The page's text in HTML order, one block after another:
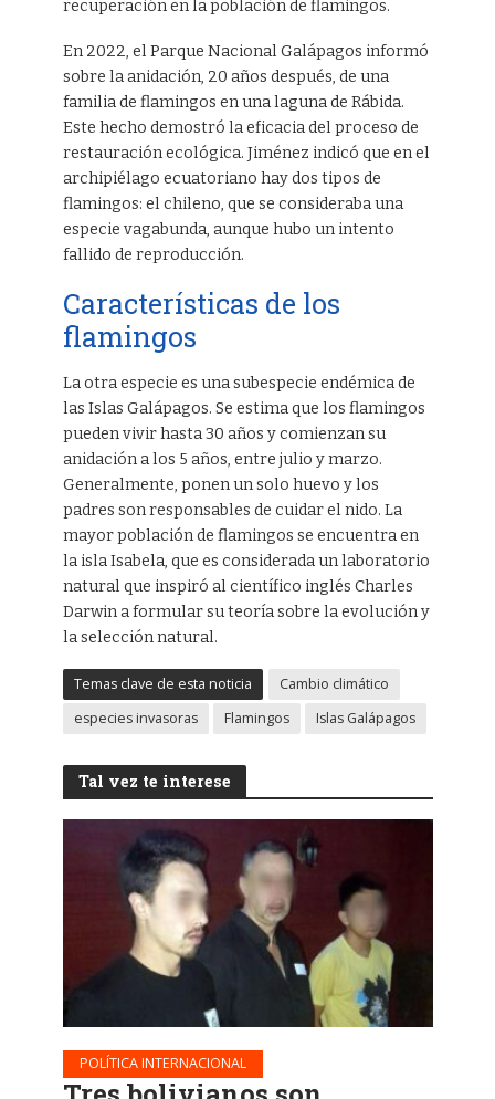
recuperación en la población de flamingos.
En 2022, el Parque Nacional Galápagos informó
sobre la anidación, 20 años después, de una
familia de flamingos en una laguna de Rábida.
Este hecho demostró la eficacia del proceso de
restauración ecológica. Jiménez indicó que en el
archipiélago ecuatoriano hay dos tipos de
flamingos: el chileno, que se consideraba una
especie vagabunda, aunque hubo un intento
fallido de reproducción.
Características de los
flamingos
La otra especie es una subespecie endémica de
las Islas Galápagos. Se estima que los flamingos
pueden vivir hasta 30 años y comienzan su
anidación a los 5 años, entre julio y marzo.
Generalmente, ponen un solo huevo y los
padres son responsables de cuidar el nido. La
mayor población de flamingos se encuentra en
la isla Isabela, que es considerada un laboratorio
natural que inspiró al científico inglés Charles
Darwin a formular su teoría sobre la evolución y
la selección natural.
Temas clave de esta noticia
Cambio climático
especies invasoras
Flamingos Islas Galápagos
Tal vez te interese
POLÍTICA INTERNACIONAL